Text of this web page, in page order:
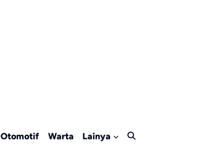
Otomotif Warta Lainya